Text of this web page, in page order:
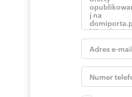
Typ parkingu: inny
Stan lokalu: bardzo dobry
http://ww.bresdom.pl/numer/
Treść niniejszego
Oferta wysłana z programu
nieruchomości